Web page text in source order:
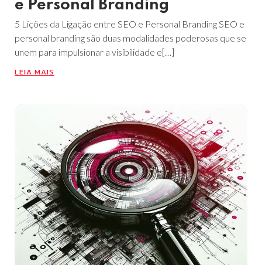
e Personal Branding
5 Lições da Ligação entre SEO e Personal Branding SEO e
personal branding são duas modalidades poderosas que se
unem para impulsionar a visibilidade e[…]
LEIA MAIS